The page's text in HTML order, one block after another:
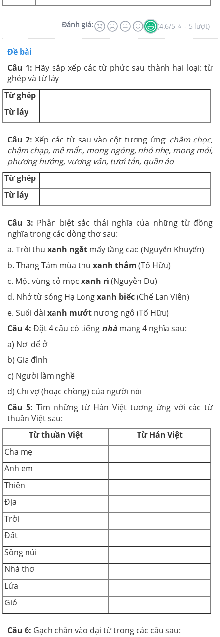
Đánh giá: (4.6/5 ⭐ - 5 lượt)
Đề bài
Câu 1: Hãy sắp xếp các từ phức sau thành hai loại: từ
ghép và từ láy
Từ ghép
Từ láy
Câu 2: Xếp các từ sau vào cột tương ứng: châm chọc,
chậm chạp, mê mẩn, mong ngóng, nhỏ nhẹ, mong mỏi,
phương hướng, vương vấn, tươi tắn, quần áo
Từ ghép
Từ láy
Câu 3: Phân biệt sắc thái nghĩa của những từ đồng
nghĩa trong các dòng thơ sau:
a. Trời thu xanh ngắt mấy tầng cao (Nguyễn Khuyến)
b. Tháng Tám mùa thu xanh thắm (Tố Hữu)
c. Một vùng cỏ mọc xanh rì (Nguyễn Du)
d. Nhớ từ sóng Hạ Longxanh biếc(Chế Lan Viên)
e. Suối dài xanh mướt nương ngô (Tố Hữu)
Câu 4: Đặt 4 câu có tiếng nhà mang 4 nghĩa sau:
a) Nơi để ở
b) Gia đình
c) Người làm nghề
d) Chỉ vợ (hoặc chồng) của người nói
Câu 5: Tìm những từ Hán Việt tương ứng với các từ
thuần Việt sau:
Từ thuần Việt
Từ Hán Việt
Cha mẹ
Anh em
Thiên
Địa
Trời
Đất
Sông núi
Nhà thơ
Lửa
Gió
Câu 6: Gạch chân vào đại từ trong các câu sau: